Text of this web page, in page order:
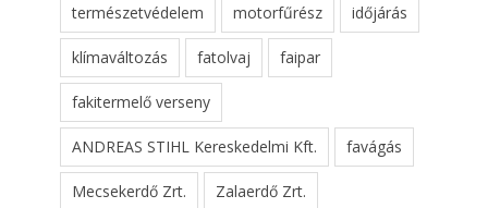
természetvédelem motorfűrész időjárás
klímaváltozás fatolvaj faipar
fakitermelő verseny
ANDREAS STIHL Kereskedelmi Kft. favágás
Mecsekerdő Zrt. Zalaerdő Zrt.